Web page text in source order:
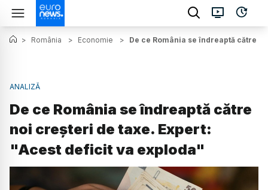
> România > Economie > De ce România se îndreaptă către
ANALIZĂ
De ce România se îndreaptă către
noi creșteri de taxe. Expert:
"Acest deficit va exploda"